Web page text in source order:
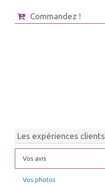
Commandez !
Les expériences clients
Vos avis
Vos photos